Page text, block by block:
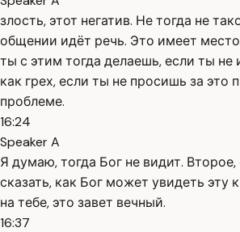
злость, этот негатив. Не тогда не
общении идёт речь. Это имеет
ты с этим тогда делаешь, если ты не
как грех, если ты не просишь за это
проблеме.
16:24
Speaker A
Я думаю, тогда Бог не видит.
сказать, как Бог может увидеть эту
на тебе, это завет вечный.
16:37